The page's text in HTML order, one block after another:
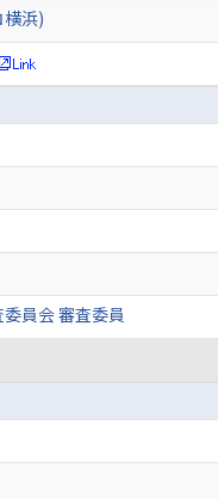
浜)
員会 審査委員